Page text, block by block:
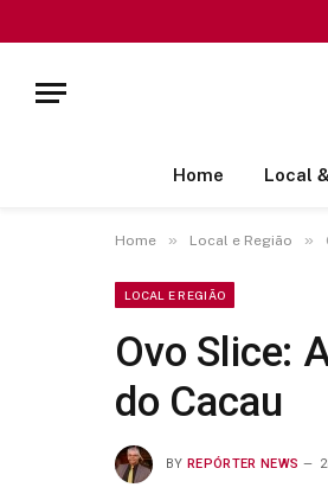
Home Local
Home » Local e Região »
LOCAL E REGIÃO
Ovo Slice:
do Cacau
BY REPÓRTER NEWS